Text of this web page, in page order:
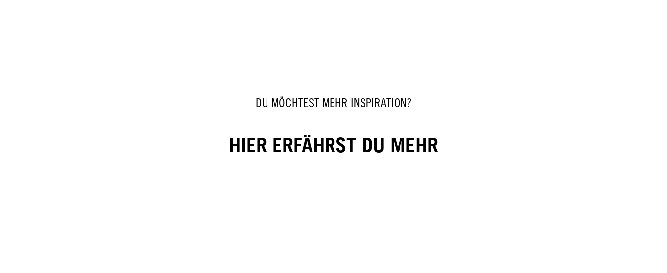
DU MÖCHTEST MEHR INSPIRATION?
HIER ERFÄHRST DU MEHR